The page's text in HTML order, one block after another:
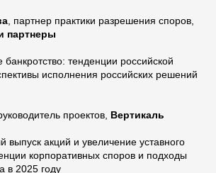
, партнер практики разрешения споров,
партнеры
банкротство: тенденции российской
исполнения российских решений
руководитель проектов, Вертикаль
выпуск акций и увеличение уставного
корпоративных споров и подходы
в 2025 году